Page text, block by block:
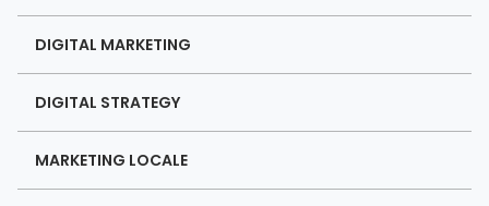
DIGITAL MARKETING
DIGITAL STRATEGY
MARKETING LOCALE